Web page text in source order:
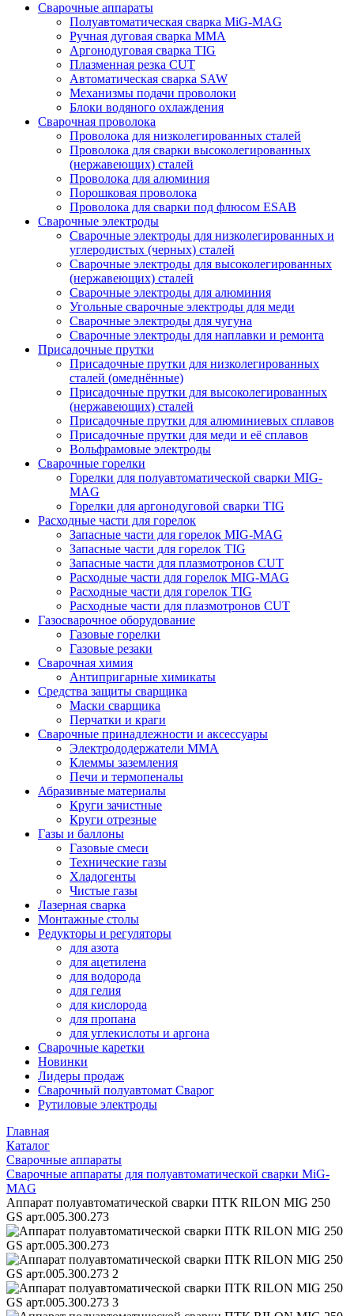
Сварочные аппараты
Полуавтоматическая сварка MiG-MAG
Ручная дуговая сварка MMA
Аргонодуговая сварка TIG
Плазменная резка CUT
Автоматическая сварка SAW
Механизмы подачи проволоки
Блоки водяного охлаждения
Сварочная проволока
Проволока для низколегированных сталей
Проволока для сварки высоколегированных
(нержавеющих) сталей
Проволока для алюминия
Порошковая проволока
Проволока для сварки под флюсом ESAB
Сварочные электроды
Сварочные электроды для низколегированных и
углеродистых (черных) сталей
Сварочные электроды для высоколегированных
(нержавеющих) сталей
Сварочные электроды для алюминия
Угольные сварочные электроды для меди
Сварочные электроды для чугуна
Сварочные электроды для наплавки и ремонта
Присадочные прутки
Присадочные прутки для низколегированных
сталей (омеднённые)
Присадочные прутки для высоколегированных
(нержавеющих) сталей
Присадочные прутки для алюминиевых сплавов
Присадочные прутки для меди и её сплавов
Вольфрамовые электроды
Сварочные горелки
Горелки для полуавтоматической сварки MIG-
MAG
Горелки для аргонодуговой сварки TIG
Расходные части для горелок
Запасные части для горелок MIG-MAG
Запасные части для горелок TIG
Запасные части для плазмотронов CUT
Расходные части для горелок MIG-MAG
Расходные части для горелок TIG
Расходные части для плазмотронов CUT
Газосварочное оборудование
Газовые горелки
Газовые резаки
Сварочная химия
Антипригарные химикаты
Средства защиты сварщика
Маски сварщика
Перчатки и краги
Сварочные принадлежности и аксессуары
Электрододержатели MMA
Клеммы заземления
Печи и термопеналы
Абразивные материалы
Круги зачистные
Круги отрезные
Газы и баллоны
Газовые смеси
Технические газы
Хладогенты
Чистые газы
Лазерная сварка
Монтажные столы
Редукторы и регуляторы
для азота
для ацетилена
для водорода
для гелия
для кислорода
для пропана
для углекислоты и аргона
Сварочные каретки
Новинки
Лидеры продаж
Сварочный полуавтомат Сварог
Рутиловые электроды
Главная
Каталог
Сварочные аппараты
Сварочные аппараты для полуавтоматической сварки MiG-
MAG
Аппарат полуавтоматической сварки ПТК RILON MIG 250
GS арт.005.300.273